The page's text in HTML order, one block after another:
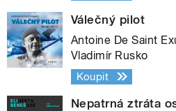
Válečný pilot
Antoine De Saint
Vladimír Rusko
Koupit
Nepatrná ztráta